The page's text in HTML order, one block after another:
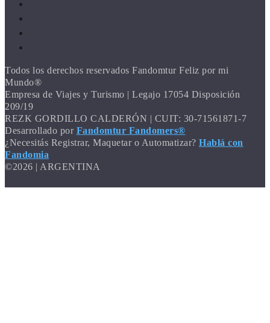
Todos los derechos reservados Fandomtur Feliz por mi
Mundo®
Empresa de Viajes y Turismo | Legajo 17054 Disposición
209/19
REZK GORDILLO CALDERÓN | CUIT: 30-71561871-7
Desarrollado por Fandomtur Fandomers®
¿Necesitás Registrar, Maquetar o Automatizar? Hablá con
Fandomia
©2026 | ARGENTINA